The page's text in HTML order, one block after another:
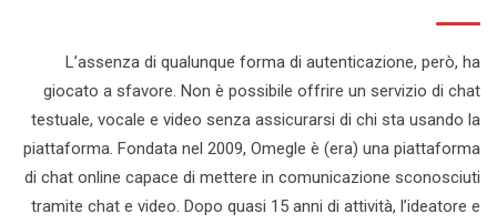
L’assenza di qualunque forma di autenticazione, però, ha
giocato a sfavore. Non è possibile offrire un servizio di chat
testuale, vocale e video senza assicurarsi di chi sta usando la
piattaforma. Fondata nel 2009, Omegle è (era) una piattaforma
di chat online capace di mettere in comunicazione sconosciuti
tramite chat e video. Dopo quasi 15 anni di attività, l’ideatore e